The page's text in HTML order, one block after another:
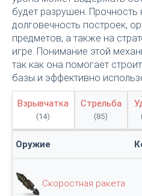
будет разрушен.
долговечность построек,
предметов, а также на
игре. Понимание этой
так как она помогает
базы и эффективно
Взрывчатка
(14)
Стрельба
(85)
Оружие
Скоростная ракета